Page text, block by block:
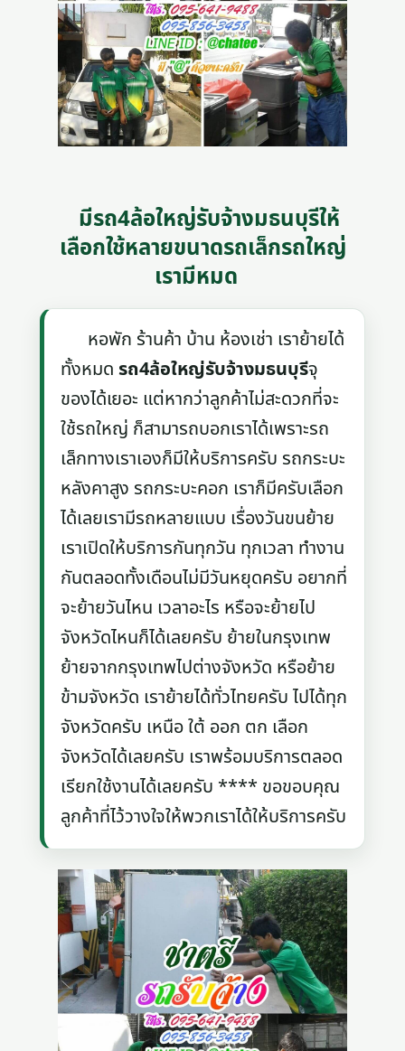
มีรถ4ล้อใหญ่รับจ้างมธนบุรีให้
เลือกใช้หลายขนาดรถเล็กรถใหญ่
เรามีหมด
หอพัก ร้านค้า บ้าน ห้องเช่า เราย้ายได้
ทั้งหมดรถ4ล้อใหญ่รับจ้างมธนบุรีจุ
ของได้เยอะ แต่หากว่าลูกค้าไม่สะดวกที่จะ
ใช้รถใหญ่ ก็สามารถบอกเราได้เพราะรถ
เล็กทางเราเองก็มีให้บริการครับ รถกระบะ
หลังคาสูง รถกระบะคอก เราก็มีครับเลือก
ได้เลยเรามีรถหลายแบบ เรื่องวันขนย้าย
เราเปิดให้บริการกันทุกวัน ทุกเวลา ทำงาน
กันตลอดทั้งเดือนไม่มีวันหยุดครับ อยากที่
จะย้ายวันไหน เวลาอะไร หรือจะย้ายไป
จังหวัดไหนก็ได้เลยครับ ย้ายในกรุงเทพ
ย้ายจากกรุงเทพไปต่างจังหวัด หรือย้าย
ข้ามจังหวัด เราย้ายได้ทั่วไทยครับ ไปได้ทุก
จังหวัดครับ เหนือ ใต้ ออก ตก เลือก
จังหวัดได้เลยครับ เราพร้อมบริการตลอด
เรียกใช้งานได้เลยครับ **** ขอขอบคุณ
ลูกค้าที่ไว้วางใจให้พวกเราได้ให้บริการครับ